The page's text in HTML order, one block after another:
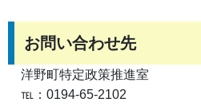
お問い合わせ先
洋野町特定政策推進室
℡：0194-65-2102